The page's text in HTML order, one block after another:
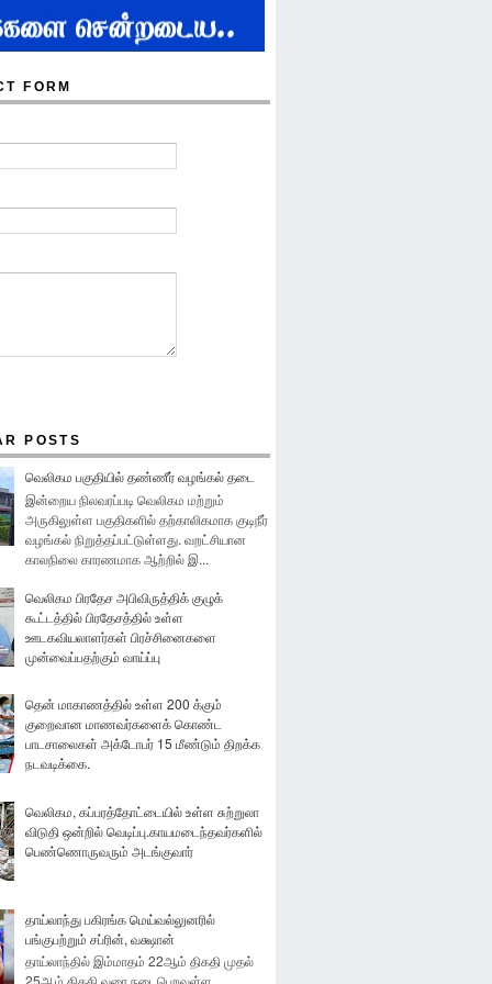
FORM
POSTS
வெலிகம பகுதியில் தண்ணீர் வழங்கல் தடை
இன்றைய நிலவரப்படி வெலிகம மற்றும்
அருகிலுள்ள பகுதிகளில் தற்காலிகமாக குடிநீர்
வழங்கல் நிறுத்தப்பட்டுள்ளது. வறட்சியான
காலநிலை காரணமாக ஆற்றில் இ...
வெலிகம பிரதேச அபிவிருத்திக் குழுக்
கூட்டத்தில் பிரதேசத்தில் உள்ள
ஊடகவியலாளர்கள் பிரச்சினைகளை
முன்வைப்பதற்கும் வாய்ப்பு
தென் மாகாணத்தில் உள்ள 200 க்கும்
குறைவான மாணவர்களைக் கொண்ட
பாடசாலைகள் அக்டோபர் 15 மீண்டும் திறக்க
நடவடிக்கை.
வெலிகம, கப்பரத்தோட்டையில் உள்ள சுற்றுலா
விடுதி ஒன்றில் வெடிப்பு.காயமடைந்தவர்களில்
பெண்ணொருவரும் அடங்குவார்
தாய்லாந்து பகிரங்க மெய்வல்லுனரில்
பங்குபற்றும் சப்ரின், வக்ஷான்
தாய்லாந்தில் இம்மாதம் 22ஆம் திகதி முதல்